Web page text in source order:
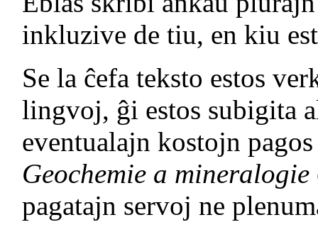
inkluzive de tiu, en kiu
Se la ĉefa teksto estos
lingvoj, ĝi estos subigita
eventualajn kostojn
Geochemie a mineralogie
pagatajn servoj ne